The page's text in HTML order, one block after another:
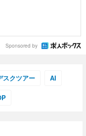
Sponsored by
スクツアー AI